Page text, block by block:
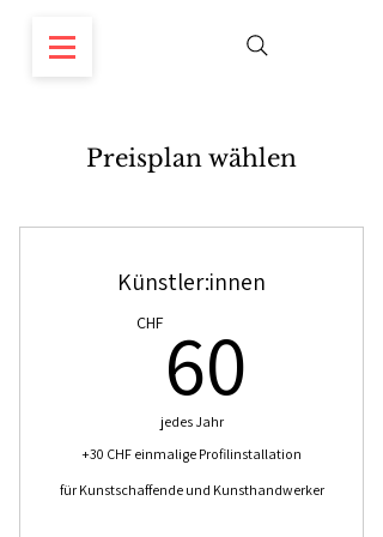
Preisplan wählen
Künstler:innen
CHF 60
jedes Jahr
+30 CHF einmalige Profilinstallation
für Kunstschaffende und Kunsthandwerker